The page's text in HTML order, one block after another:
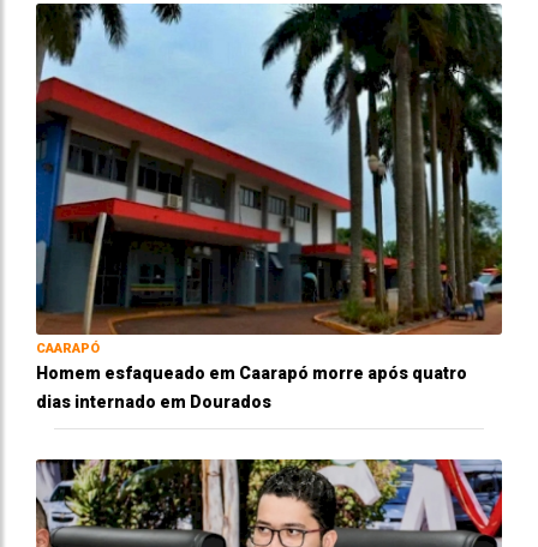
CAARAPÓ
Homem esfaqueado em Caarapó morre após quatro
dias internado em Dourados